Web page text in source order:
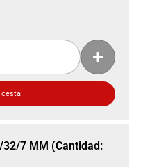
cesta
32/7 MM (Cantidad: